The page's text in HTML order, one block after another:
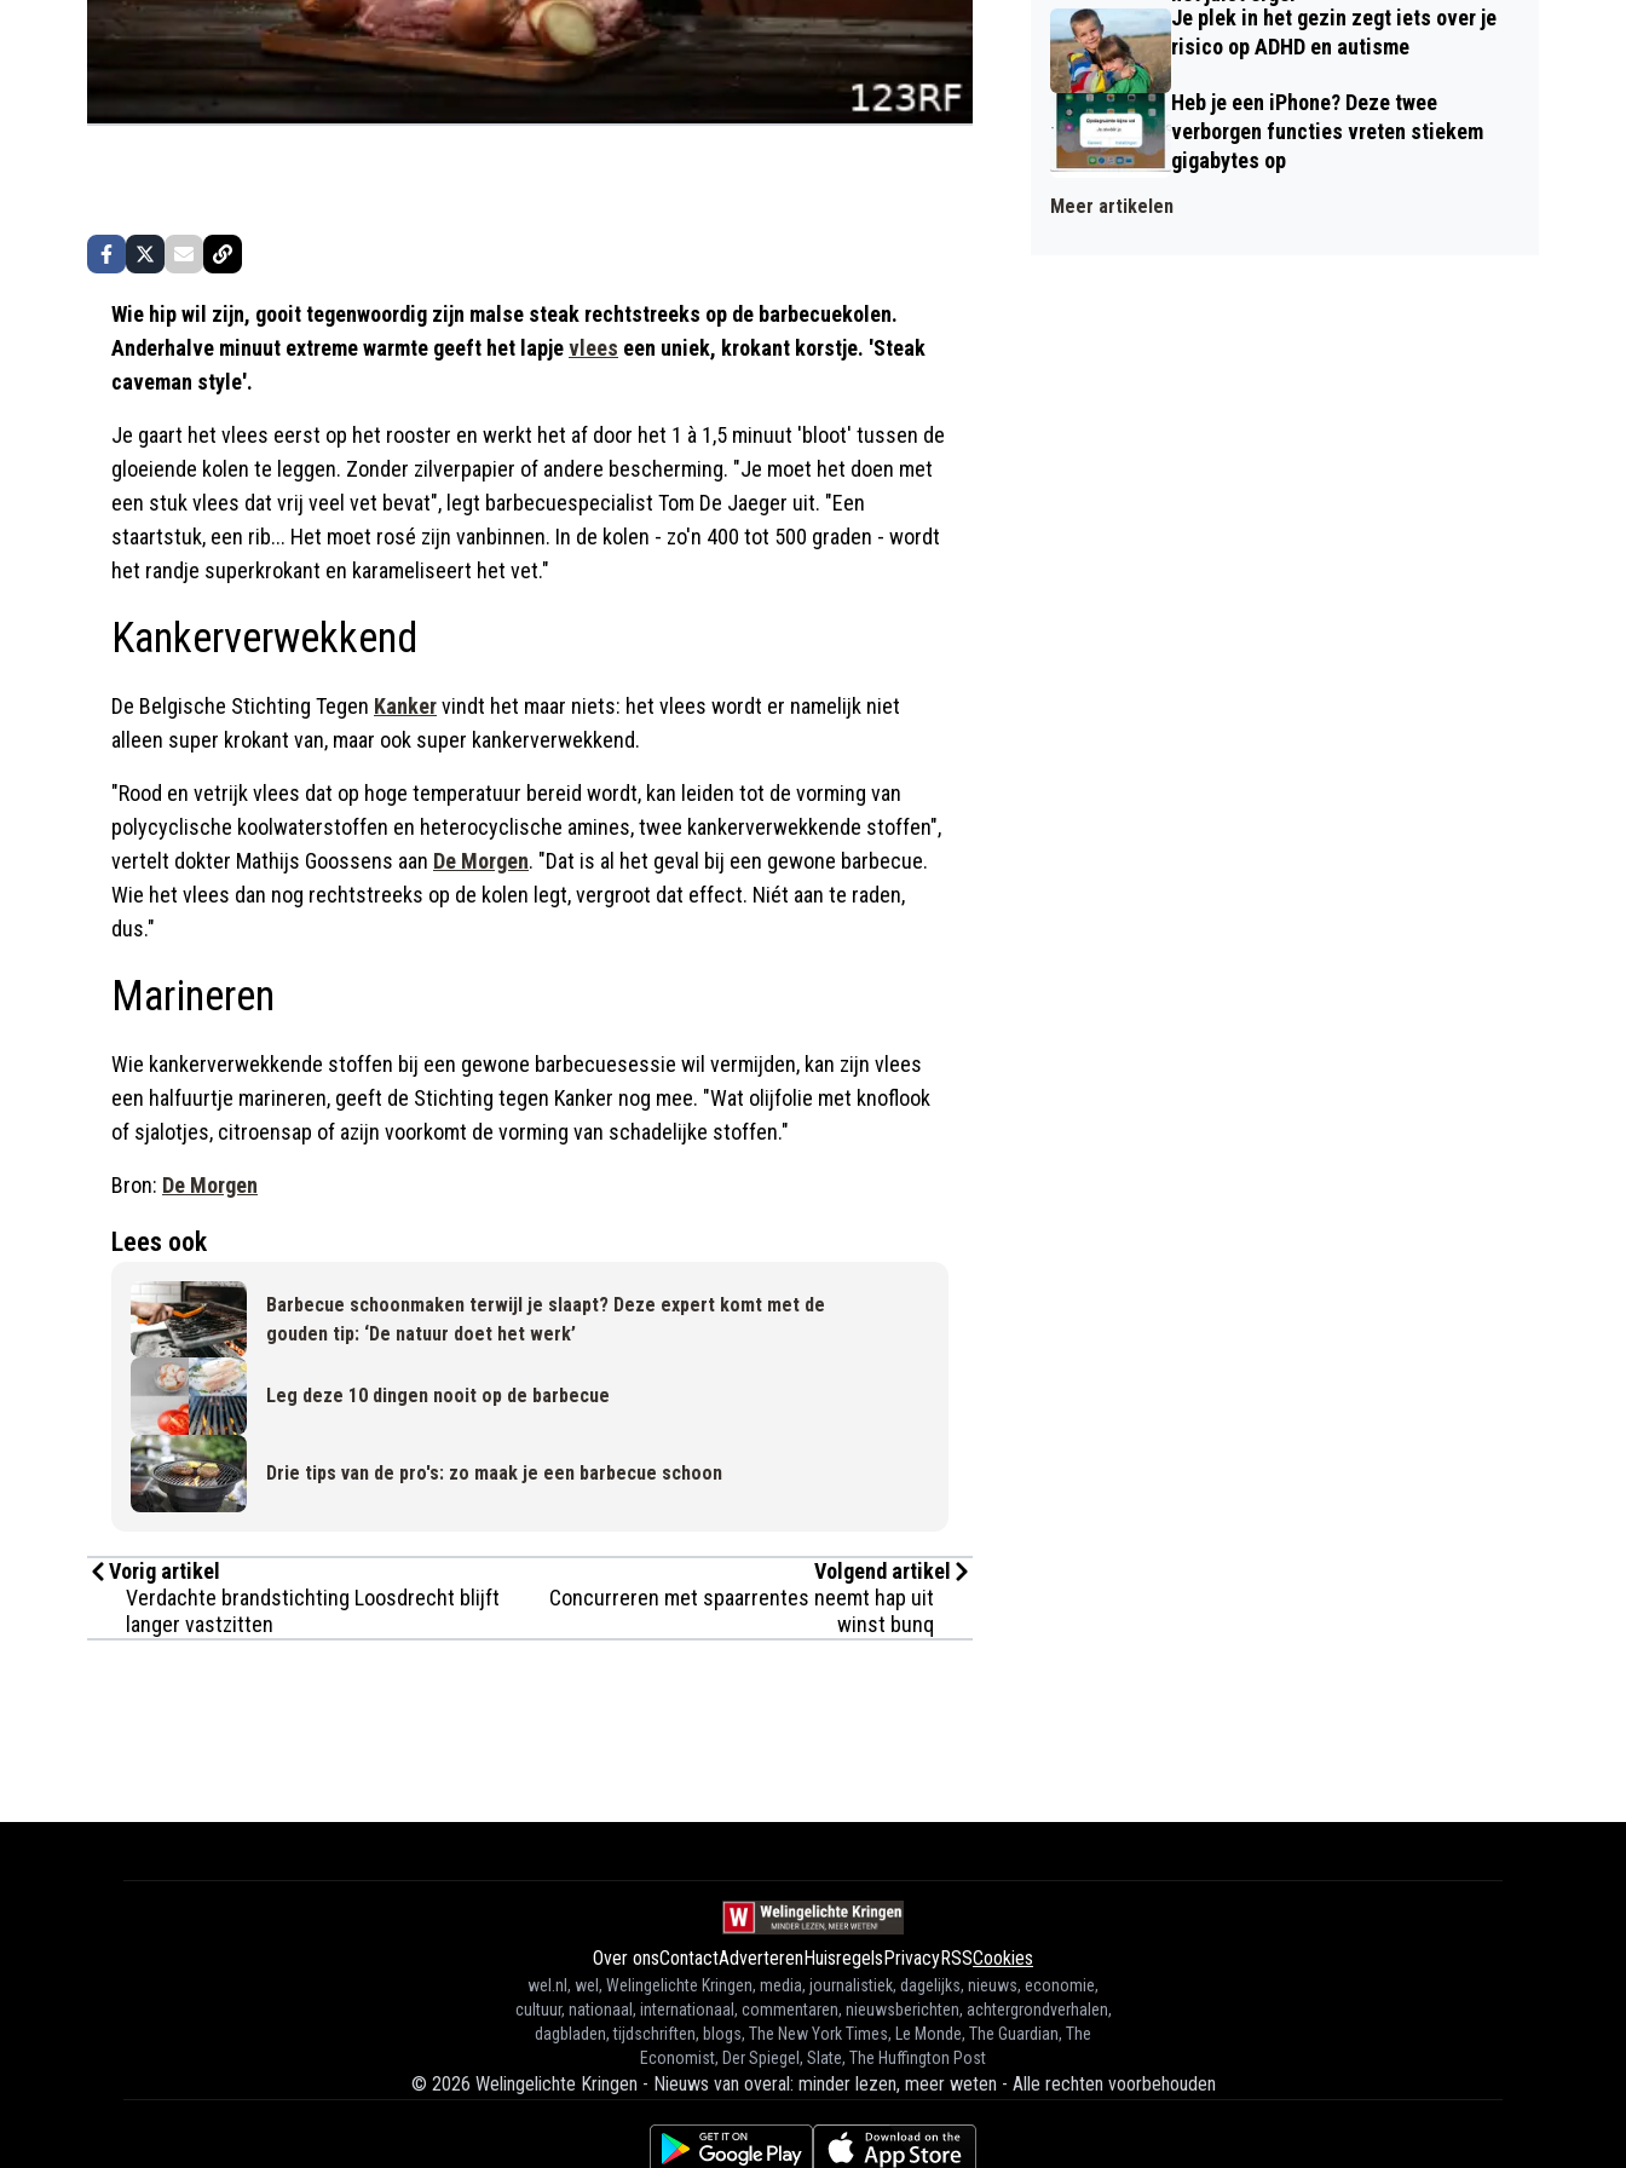
Wie hip wil zijn, gooit tegenwoordig zijn malse steak rechtstreeks op de barbecuekolen.
Anderhalve minuut extreme warmte geeft het lapjevlees een uniek, krokant korstje. 'Steak
caveman style'.
Je gaart het vlees eerst op het rooster en werkt het af door het 1 à 1,5 minuut 'bloot' tussen de
gloeiende kolen te leggen. Zonder zilverpapier of andere bescherming. "Je moet het doen met
een stuk vlees dat vrij veel vet bevat", legt barbecuespecialist Tom De Jaeger uit. "Een
staartstuk, een rib... Het moet rosé zijn vanbinnen. In de kolen - zo'n 400 tot 500 graden - wordt
het randje superkrokant en karameliseert het vet."
Kankerverwekkend
De Belgische Stichting Tegen Kankervindt het maar niets: het vlees wordt er namelijk niet
alleen super krokant van, maar ook super kankerverwekkend.
"Rood en vetrijk vlees dat op hoge temperatuur bereid wordt, kan leiden tot de vorming van
polycyclische koolwaterstoffen en heterocyclische amines, twee kankerverwekkende stoffen",
vertelt dokter Mathijs Goossens aan De Morgen. "Dat is al het geval bij een gewone barbecue.
Wie het vlees dan nog rechtstreeks op de kolen legt, vergroot dat effect. Niét aan te raden,
dus."
Marineren
Wie kankerverwekkende stoffen bij een gewone barbecuesessie wil vermijden, kan zijn vlees
een halfuurtje marineren, geeft de Stichting tegen Kanker nog mee. "Wat olijfolie met knoflook
of sjalotjes, citroensap of azijn voorkomt de vorming van schadelijke stoffen."
Bron: De Morgen
Lees ook
Barbecue schoonmaken terwijl je slaapt? Deze expert komt met de
gouden tip: ‘De natuur doet het werk’
Leg deze 10 dingen nooit op de barbecue
Drie tips van de pro's: zo maak je een barbecue schoon
Vorig artikel
Verdachte brandstichting Loosdrecht blijft
langer vastzitten
Volgend artikel
Concurreren met spaarrentes neemt hap uit
winst bunq
Je plek in het gezin zegt iets over je
risico op ADHD en autisme
Heb je een iPhone? Deze twee
verborgen functies vreten stiekem
gigabytes op
Meer artikelen
Over onsContactAdverterenHuisregelsPrivacyRSSCookies
wel.nl, wel, Welingelichte Kringen, media, journalistiek, dagelijks, nieuws, economie,
cultuur, nationaal, internationaal, commentaren, nieuwsberichten, achtergrondverhalen,
dagbladen, tijdschriften, blogs, The New York Times, Le Monde, The Guardian, The
Economist, Der Spiegel, Slate, The Huffington Post
© 2026 Welingelichte Kringen - Nieuws van overal: minder lezen, meer weten - Alle rechten voorbehouden